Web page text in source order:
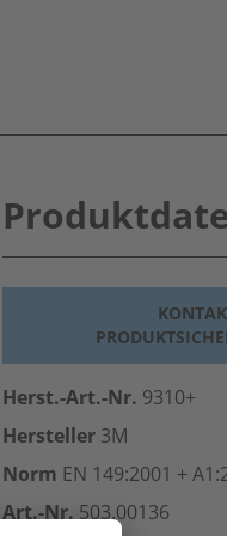
Herst.-Art.-Nr. 9310+
Hersteller 3M
Norm EN 149:2001 +
Art.-Nr. 503.00136